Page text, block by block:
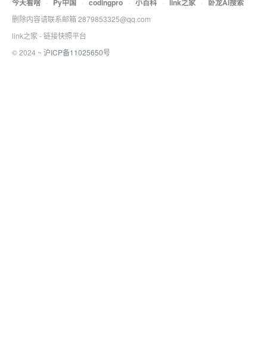
今天看啥 · Py中国 · codingpro · 小百科 · link之家 · 卧龙AI搜索
删除内容请联系邮箱 2879853325@qq.com
link之家 - 链接快照平台
© 2024 ~ 沪ICP备11025650号